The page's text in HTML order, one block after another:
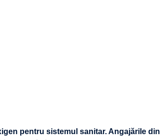
pentru sistemul sanitar. Angajările din